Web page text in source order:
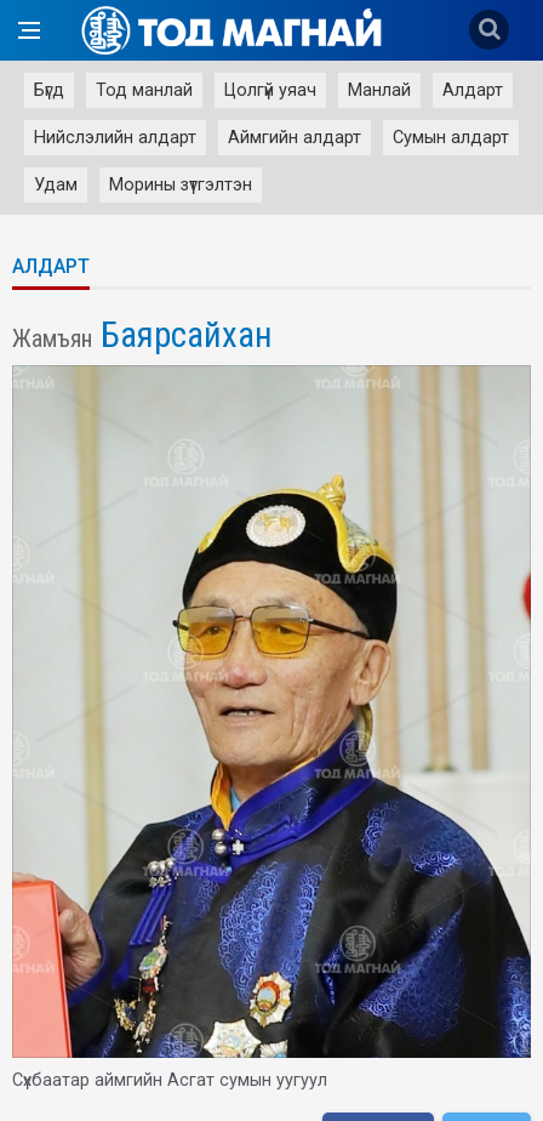
Бүгд Тод манлай Цолгүй уяач Манлай Алдарт
Нийслэлийн алдарт Аймгийн алдарт Сумын алдарт
Удам Морины зүтгэлтэн
АЛДАРТ
Жамъян Баярсайхан
Сүхбаатар аймгийн Асгат сумын уугуул